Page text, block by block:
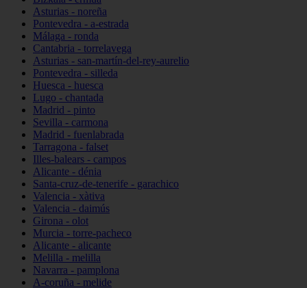
Asturias - noreña
Pontevedra - a-estrada
Málaga - ronda
Cantabria - torrelavega
Asturias - san-martín-del-rey-aurelio
Pontevedra - silleda
Huesca - huesca
Lugo - chantada
Madrid - pinto
Sevilla - carmona
Madrid - fuenlabrada
Tarragona - falset
Illes-balears - campos
Alicante - dénia
Santa-cruz-de-tenerife - garachico
Valencia - xàtiva
Valencia - daimús
Girona - olot
Murcia - torre-pacheco
Alicante - alicante
Melilla - melilla
Navarra - pamplona
A-coruña - melide